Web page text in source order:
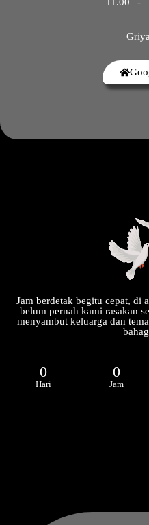
Jam berdetak begitu cepat, di
belum pernah kami rasakan
menyambut keluarga dan
0
Hari
0
Jam